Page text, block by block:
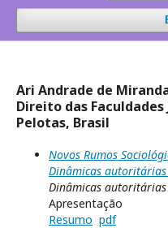
Ari Andrade de
Direito das
Pelotas, Brasil
Novos Rumos
Dinâmicas
Dinâmicas
Apresentação
Resumo pdf